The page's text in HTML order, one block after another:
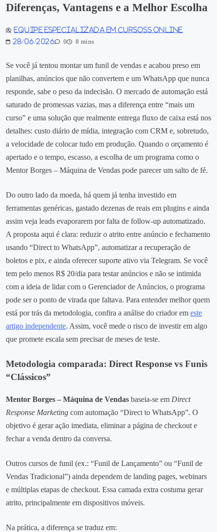
Diferenças, Vantagens e a Melhor Escolha
Equipe especializada em Cursoss Online
28/06/2026
0 8 mins
Se você já tentou montar um funil de vendas e acabou preso em
planilhas, anúncios que não convertem e um WhatsApp que nunca
responde, sabe o peso da indecisão. O mercado de automação está
saturado de promessas vazias, mas a diferença entre “mais um
curso” e uma solução que realmente entrega fluxo de caixa está nos
detalhes: custo diário de mídia, integração com CRM e, sobretudo,
a velocidade de colocar tudo em produção. Quando o orçamento é
apertado e o tempo, escasso, a escolha de um programa como o
Mentor Borges – Máquina de Vendas pode parecer um salto de fé.
Do outro lado da moeda, há quem já tenha investido em
ferramentas genéricas, gastado dezenas de reais em plugins e ainda
assim veja leads evaporarem por falta de follow‑up automatizado.
A proposta aqui é clara: reduzir o atrito entre anúncio e fechamento
usando “Direct to WhatsApp”, automatizar a recuperação de
boletos e pix, e ainda oferecer suporte ativo via Telegram. Se você
tem pelo menos R$ 20/dia para testar anúncios e não se intimida
com a ideia de lidar com o Gerenciador de Anúncios, o programa
pode ser o ponto de virada que faltava. Para entender melhor quem
está por trás da metodologia, confira a análise do criador em este
artigo independente. Assim, você mede o risco de investir em algo
que promete escala sem precisar de meses de teste.
Metodologia comparada: Direct Response vs Funis
“Clássicos”
Mentor Borges – Máquina de Vendas baseia‑se em Direct
Response Marketing com automação “Direct to WhatsApp”. O
objetivo é gerar ação imediata, eliminar a página de checkout e
fechar a venda dentro da conversa.
Outros cursos de funil (ex.: “Funil de Lançamento” ou “Funil de
Vendas Tradicional”) ainda dependem de landing pages, webinars
e múltiplas etapas de checkout. Essa camada extra costuma gerar
atrito, principalmente em dispositivos móveis.
Na prática, a diferença se traduz em: